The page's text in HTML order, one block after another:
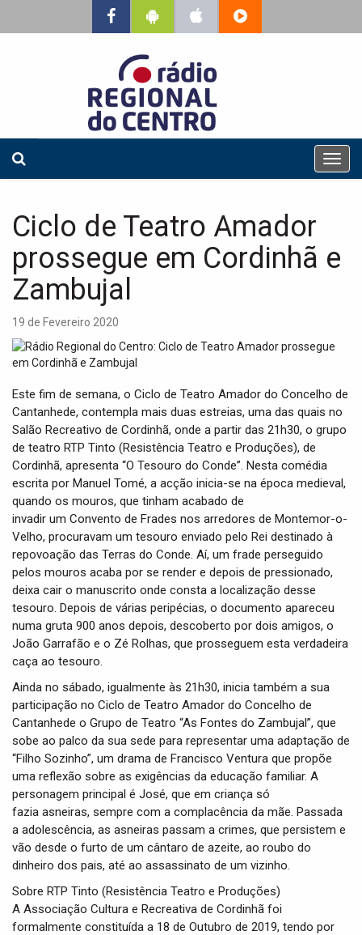
T
o
n
a
o
n
Ciclo de Teatro Amador
prossegue em Cordinhã e
Zambujal
19 de Fevereiro 2020
Este fim de semana, o Ciclo de Teatro Amador do Concelho de
Cantanhede, contempla mais duas estreias, uma das quais no
Salão Recreativo de Cordinhã, onde a partir das 21h30, o grupo
de teatro RTP Tinto (Resistência Teatro e Produções), de
Cordinhã, apresenta “O Tesouro do Conde”. Nesta comédia
escrita por Manuel Tomé, a acção inicia-se na época medieval,
quando os mouros, que tinham acabado de
invadir um Convento de Frades nos arredores de Montemor-o-
Velho, procuravam um tesouro enviado pelo Rei destinado à
repovoação das Terras do Conde. Aí, um frade perseguido
pelos mouros acaba por se render e depois de pressionado,
deixa cair o manuscrito onde consta a localização desse
tesouro. Depois de várias peripécias, o documento apareceu
numa gruta 900 anos depois, descoberto por dois amigos, o
João Garrafão e o Zé Rolhas, que prosseguem esta verdadeira
caça ao tesouro.
Ainda no sábado, igualmente às 21h30, inicia também a sua
participação no Ciclo de Teatro Amador do Concelho de
Cantanhede o Grupo de Teatro “As Fontes do Zambujal”, que
sobe ao palco da sua sede para representar uma adaptação de
“Filho Sozinho”, um drama de Francisco Ventura que propõe
uma reflexão sobre as exigências da educação familiar. A
personagem principal é José, que em criança só
fazia asneiras, sempre com a complacência da mãe. Passada
a adolescência, as asneiras passam a crimes, que persistem e
vão desde o furto de um cântaro de azeite, ao roubo do
dinheiro dos pais, até ao assassinato de um vizinho.
Sobre RTP Tinto (Resistência Teatro e Produções)
A Associação Cultura e Recreativa de Cordinhã foi
formalmente constituída a 18 de Outubro de 2019, tendo por